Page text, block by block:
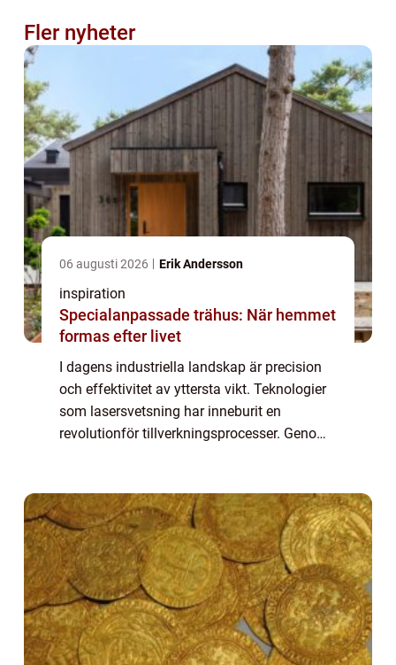
Fler nyheter
06 augusti 2026 Erik Andersson
inspiration
Specialanpassade trähus: När hemmet
formas efter livet
I dagens industriella landskap är precision
och effektivitet av yttersta vikt. Teknologier
som lasersvetsning har inneburit en
revolutionför tillverkningsprocesser. Genom